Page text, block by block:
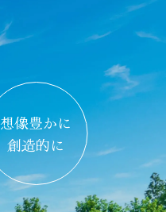
ら
想像豊かに
創造的に